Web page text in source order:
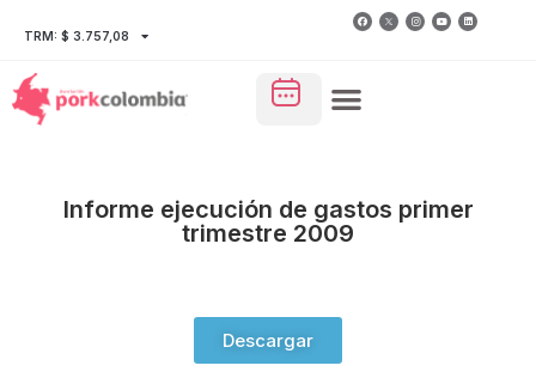
TRM: $ 3.757,08
Informe ejecución de gastos primer
trimestre 2009
Descargar